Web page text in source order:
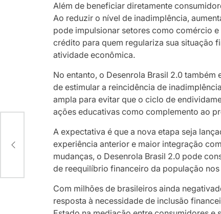
Além de beneficiar diretamente
Ao reduzir o nível de inadimplência,
pode impulsionar setores como comércio
crédito para quem regulariza sua situação
atividade econômica.
No entanto, o Desenrola Brasil 2.0
de estimular a reincidência de
ampla para evitar que o ciclo de
ações educativas como complemento ao
A expectativa é que a nova etapa seja
experiência anterior e maior integração
mudanças, o Desenrola Brasil 2.0 pode
de reequilíbrio financeiro da população
Com milhões de brasileiros ainda
resposta à necessidade de inclusão